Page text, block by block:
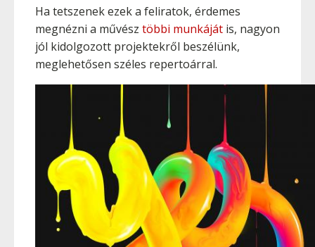
Ha tetszenek ezek a feliratok, érdemes
megnézni a művész többi munkáját is, nagyon
jól kidolgozott projektekről beszélünk,
meglehetősen széles repertoárral.